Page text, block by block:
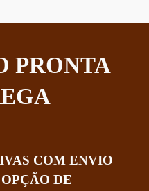
PRONTA
COM ENVIO
DE